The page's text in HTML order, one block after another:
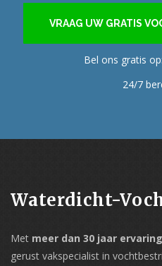
VRAAG UW GRATIS
Bel ons gratis op:
24/7
Waterdicht-
Met meer dan 30 jaar ervaring
gerust vakspecialist in